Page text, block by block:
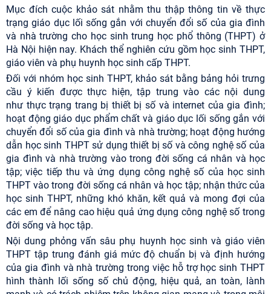
Mục đích cuộc khảo sát nhằm thu thập thông tin về thực
trạng giáo dục lối sống gắn với chuyển đổi số của gia đình
và nhà trường cho học sinh trung học phổ thông (THPT) ở
Hà Nội hiện nay. Khách thể nghiên cứu gồm học sinh THPT,
giáo viên và phụ huynh học sinh cấp THPT.
Đối với nhóm học sinh THPT, khảo sát bằng bảng hỏi trưng
cầu ý kiến được thực hiện, tập trung vào các nội dung
như thực trạng trang bị thiết bị số và internet của gia đình;
hoạt động giáo dục phẩm chất và giáo dục lối sống gắn với
chuyển đổi số của gia đình và nhà trường; hoạt động hướng
dẫn học sinh THPT sử dụng thiết bị số và công nghệ số của
gia đình và nhà trường vào trong đời sống cá nhân và học
tập; việc tiếp thu và ứng dụng công nghệ số của học sinh
THPT vào trong đời sống cá nhân và học tập; nhận thức của
học sinh THPT, những khó khăn, kết quả và mong đợi của
các em để nâng cao hiệu quả ứng dụng công nghệ số trong
đời sống và học tập.
Nội dung phỏng vấn sâu phụ huynh học sinh và giáo viên
THPT tập trung đánh giá mức độ chuẩn bị và định hướng
của gia đình và nhà trường trong việc hỗ trợ học sinh THPT
hình thành lối sống số chủ động, hiệu quả, an toàn, lành